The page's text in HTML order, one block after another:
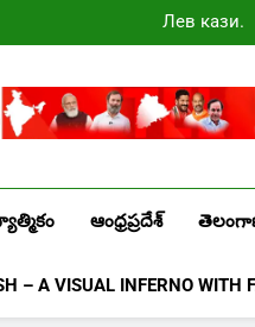
Лев казино
ఆంధ్రప్రదేశ్
– A VISUAL INFERNO WITH